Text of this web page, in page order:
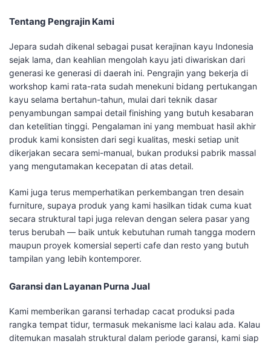
Tentang Pengrajin Kami
Jepara sudah dikenal sebagai pusat kerajinan kayu Indonesia
sejak lama, dan keahlian mengolah kayu jati diwariskan dari
generasi ke generasi di daerah ini. Pengrajin yang bekerja di
workshop kami rata-rata sudah menekuni bidang pertukangan
kayu selama bertahun-tahun, mulai dari teknik dasar
penyambungan sampai detail finishing yang butuh kesabaran
dan ketelitian tinggi. Pengalaman ini yang membuat hasil akhir
produk kami konsisten dari segi kualitas, meski setiap unit
dikerjakan secara semi-manual, bukan produksi pabrik massal
yang mengutamakan kecepatan di atas detail.
Kami juga terus memperhatikan perkembangan tren desain
furniture, supaya produk yang kami hasilkan tidak cuma kuat
secara struktural tapi juga relevan dengan selera pasar yang
terus berubah — baik untuk kebutuhan rumah tangga modern
maupun proyek komersial seperti cafe dan resto yang butuh
tampilan yang lebih kontemporer.
Garansi dan Layanan Purna Jual
Kami memberikan garansi terhadap cacat produksi pada
rangka tempat tidur, termasuk mekanisme laci kalau ada. Kalau
ditemukan masalah struktural dalam periode garansi, kami siap